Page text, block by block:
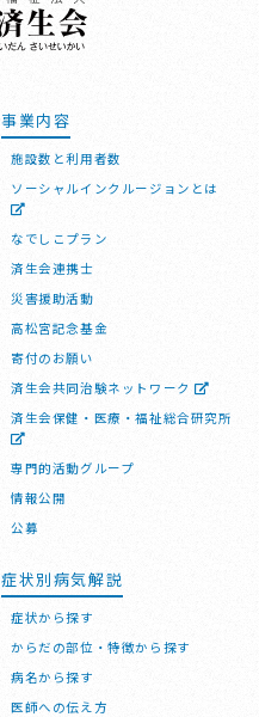
事業内容
施設数と利用者数
ソーシャルインクルージョンとは
なでしこプラン
済生会連携士
災害援助活動
高松宮記念基金
寄付のお願い
済生会共同治験ネットワーク
済生会保健・医療・福祉総合研究所
専門的活動グループ
情報公開
公募
症状別病気解説
症状から探す
からだの部位・特徴から探す
病名から探す
医師への伝え方